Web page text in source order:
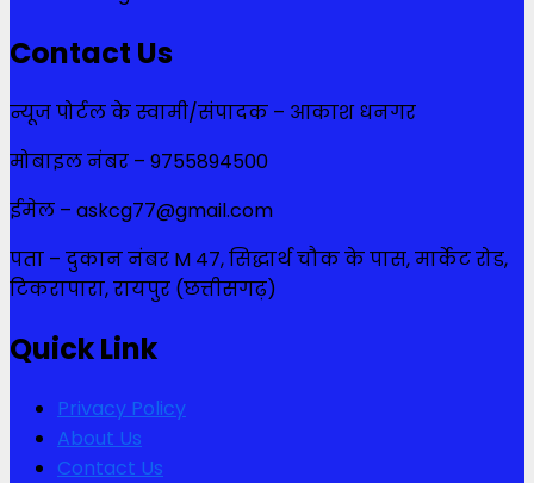
Contact Us
न्यूज पोर्टल के स्वामी/संपादक – आकाश धनगर
मोबाइल नंबर – 9755894500
ईमेल – askcg77@gmail.com
पता – दुकान नंबर M 47, सिद्धार्थ चौक के पास, मार्केट रोड,
टिकरापारा, रायपुर (छत्तीसगढ़)
Quick Link
Privacy Policy
About Us
Contact Us